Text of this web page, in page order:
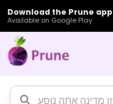
Download the Prune app
Available on Google Play